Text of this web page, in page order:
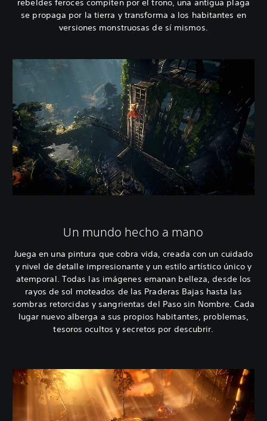
rebeldes feroces compiten por el trono, una antigua plaga
se propaga por la tierra y transforma a los habitantes en
versiones monstruosas de sí mismos.
Un mundo hecho a mano
Juega en una pintura que cobra vida, creada con un cuidado
y nivel de detalle impresionante y un estilo artístico único y
atemporal. Todas las imágenes emanan belleza, desde los
rayos de sol moteados de las Praderas Bajas hasta las
sombras retorcidas y sangrientas del Paso sin Nombre. Cada
lugar nuevo alberga a sus propios habitantes, problemas,
tesoros ocultos y secretos por descubrir.